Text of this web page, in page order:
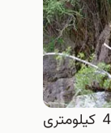
آبشار دره گُلم دخترکش در فاصله 47 کیلومتری